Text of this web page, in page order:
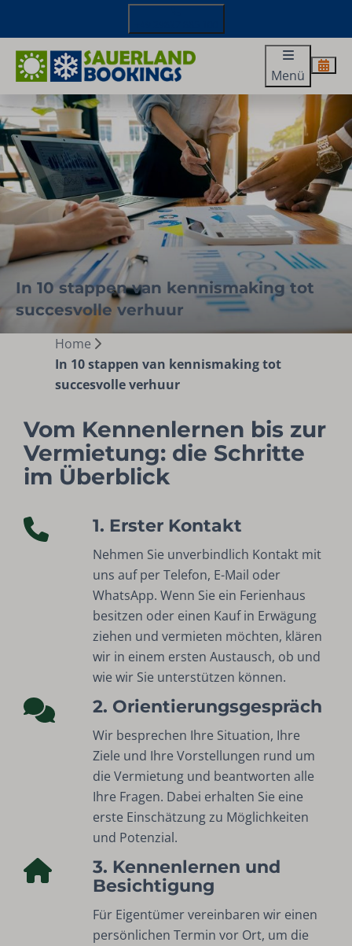
Menü
In 10 stappen van kennismaking tot
succesvolle verhuur
Home
In 10 stappen van kennismaking tot
succesvolle verhuur
Vom Kennenlernen bis zur
Vermietung: die Schritte
im Überblick
1. Erster Kontakt
Nehmen Sie unverbindlich Kontakt mit
uns auf per Telefon, E-Mail oder
WhatsApp. Wenn Sie ein Ferienhaus
besitzen oder einen Kauf in Erwägung
ziehen und vermieten möchten, klären
wir in einem ersten Austausch, ob und
wie wir Sie unterstützen können.
2. Orientierungsgespräch
Wir besprechen Ihre Situation, Ihre
Ziele und Ihre Vorstellungen rund um
die Vermietung und beantworten alle
Ihre Fragen. Dabei erhalten Sie eine
erste Einschätzung zu Möglichkeiten
und Potenzial.
3. Kennenlernen und
Besichtigung
Für Eigentümer vereinbaren wir einen
persönlichen Termin vor Ort, um die